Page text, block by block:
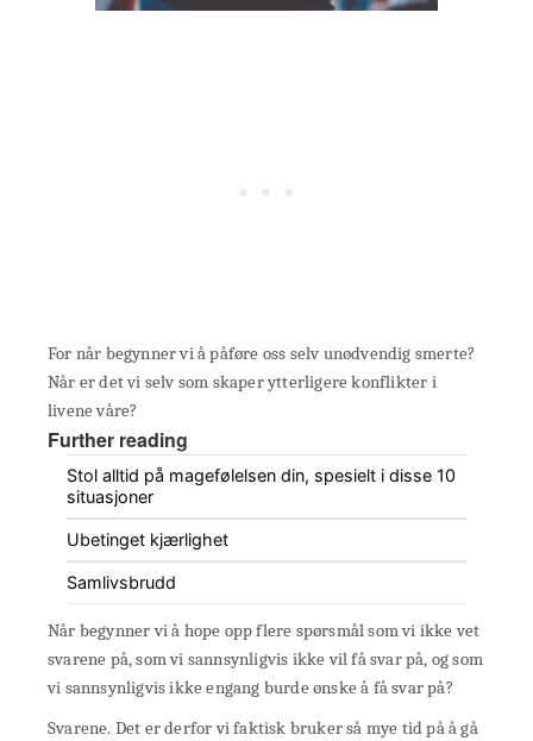
For når begynner vi å påføre oss selv unødvendig smerte?
Når er det vi selv som skaper ytterligere konflikter i
livene våre?
Further reading
Stol alltid på magefølelsen din, spesielt i disse 10
situasjoner
Ubetinget kjærlighet
Samlivsbrudd
Når begynner vi å hope opp flere spørsmål som vi ikke vet
svarene på, som vi sannsynligvis ikke vil få svar på, og som
vi sannsynligvis ikke engang burde ønske å få svar på?
Svarene. Det er derfor vi faktisk bruker så mye tid på å gå